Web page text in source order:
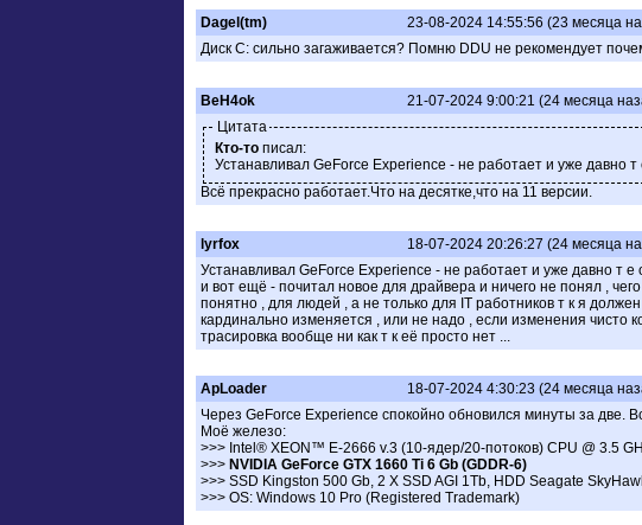
Dagel(tm)
23-08-2024 14:55:56 (23 месяца
Диск C: сильно загаживается? Помню DDU не рекомендует
BeH4ok 21-07-2024 9:00:21 (24 месяца
Цитата
Кто-то писал:
Устанавливал GeForce Experience - не работает и уже давно т
Всё прекрасно работает.Что на десятке,что на 11 версии.
lyrfox 18-07-2024 20:26:27 (24 месяца
Устанавливал GeForce Experience - не работает и уже давно т
и вот ещё - почитал новое для драйвера и ничего не понял ,
понятно , для людей , а не только для IT работников т к я
кардинально изменяется , или не надо , если изменения чисто
трасировка вообще ни как т к её просто нет ...
ApLoader 18-07-2024 4:30:23 (24 месяца
Через GeForce Experience спокойно обновился минуты за две.
Моё железо:
>>> Intel® XEON™ E-2666 v.3 (10-ядер/20-потоков) CPU @ 3.5
>>> NVIDIA GeForce GTX 1660 Ti 6 Gb (GDDR-6)
>>> SSD Kingston 500 Gb, 2 Х SSD AGI 1Tb, HDD Seagate
>>> OS: Windows 10 Pro (Registered Trademark)